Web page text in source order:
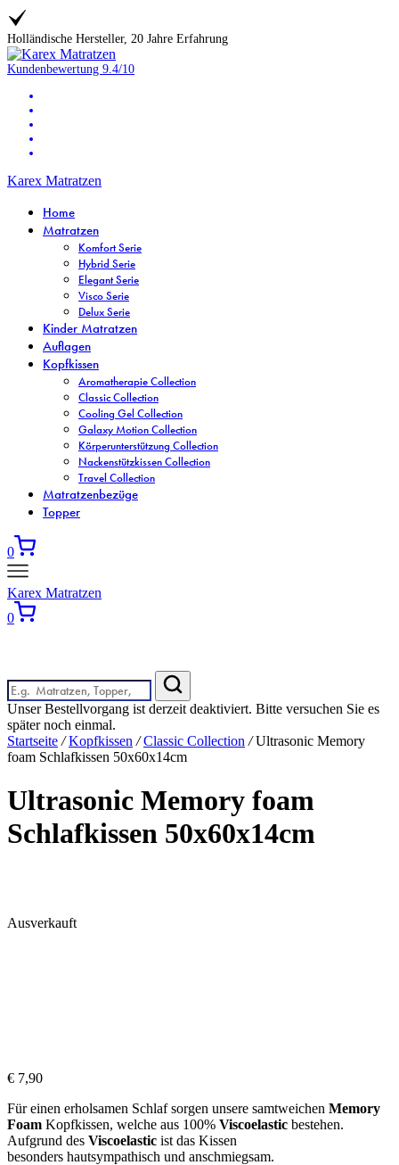
Holländische Hersteller, 20 Jahre Erfahrung
Kundenbewertung 9.4/10
Karex Matratzen
Home
Matratzen
Komfort Serie
Hybrid Serie
Elegant Serie
Visco Serie
Delux Serie
Kinder Matratzen
Auflagen
Kopfkissen
Aromatherapie Collection
Classic Collection
Cooling Gel Collection
Galaxy Motion Collection
Körperunterstützung Collection
Nackenstützkissen Collection
Travel Collection
Matratzenbezüge
Topper
0
Karex Matratzen
0
Unser Bestellvorgang ist derzeit deaktiviert. Bitte versuchen Sie es
später noch einmal.
Startseite / Kopfkissen / Classic Collection /Ultrasonic Memory
foam Schlafkissen 50x60x14cm
Ultrasonic Memory foam
Schlafkissen 50x60x14cm
Ausverkauft
€ 7,90
Für einen erholsamen Schlaf sorgen unsere samtweichen Memory
Foam Kopfkissen, welche aus 100% Viscoelastic bestehen.
Aufgrund des Viscoelastic ist das Kissen
besonders hautsympathisch und anschmiegsam.